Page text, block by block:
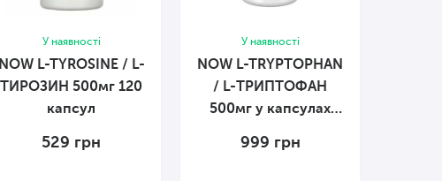
У наявності
NOW L-TYROSINE / L-
ТИРОЗИН 500мг 120
капсул
529 грн
У наявності
NOW L-TRYPTOPHAN
/ L-ТРИПТОФАН
500мг у капсулах
999 грн